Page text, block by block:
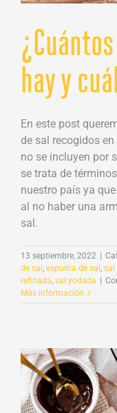
hay y
En este post
de sal recogidos
no se incluyen por
se trata de
nuestro país ya
al no haber una
sal.
13 septiembre, 2022 |
de sal, espuma de sal, sal
refinada, sal yodada |
Más información